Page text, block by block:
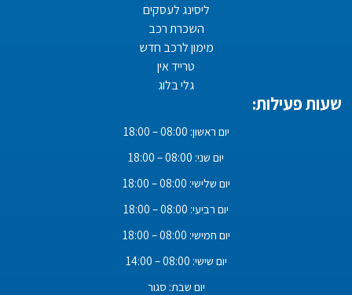
ליסינג לעסקים
השכרת רכב
מימון לרכב חדש
טרייד אין
גלי בלוג
שעות פעילות:
יום ראשון: 08:00 – 18:00
יום שני: 08:00 – 18:00
יום שלישי: 08:00 – 18:00
יום רביעי: 08:00 – 18:00
יום חמישי: 08:00 – 18:00
יום שישי: 08:00 – 14:00
יום שבת: סגור